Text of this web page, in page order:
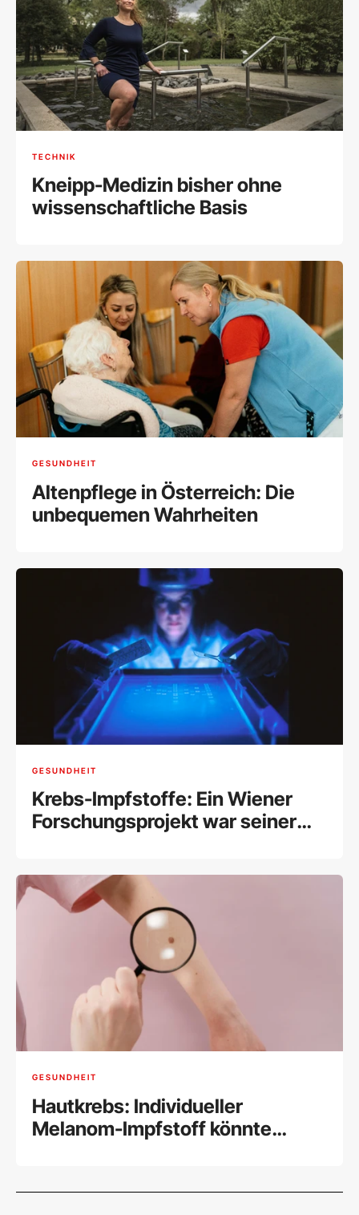
TECHNIK
Kneipp-Medizin bisher ohne
wissenschaftliche Basis
GESUNDHEIT
Altenpflege in Österreich: Die
unbequemen Wahrheiten
GESUNDHEIT
Krebs-Impfstoffe: Ein Wiener
Forschungsprojekt war seiner
GESUNDHEIT
Hautkrebs: Individueller
Melanom-Impfstoff könnte